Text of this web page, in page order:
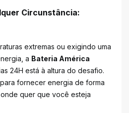
Circunstância:
extremas ou exigindo uma
a Bateria América
24H está à altura do desafio.
fornecer energia de forma
quer que você esteja